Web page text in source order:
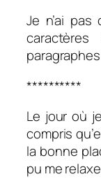
Je n’ai
**********
Le jour où
compris
la bonne
pu me